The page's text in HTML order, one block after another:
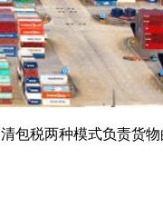
税两种模式负责货物